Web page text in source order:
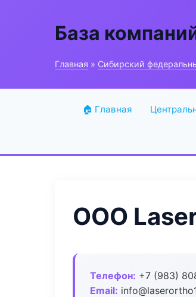
База
Главная » Сибирский
🏠 Главная
ООО
Телефон: +7 (983)
Email: